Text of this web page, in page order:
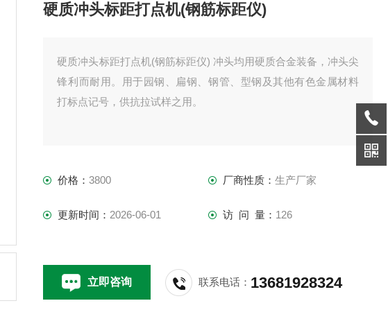
硬质冲头标距打点机(钢筋标距仪)
硬质冲头标距打点机(钢筋标距仪) 冲头均用硬质合金装备，冲头尖
锋利而耐用。用于园钢、扁钢、钢管、型钢及其他有色金属材料
打标点记号，供抗拉试样之用。
价格：3800 厂商性质： 生产厂家
更新时间： 2026-06-01 访 问 量： 126
立即咨询 联系电话： 13681928324